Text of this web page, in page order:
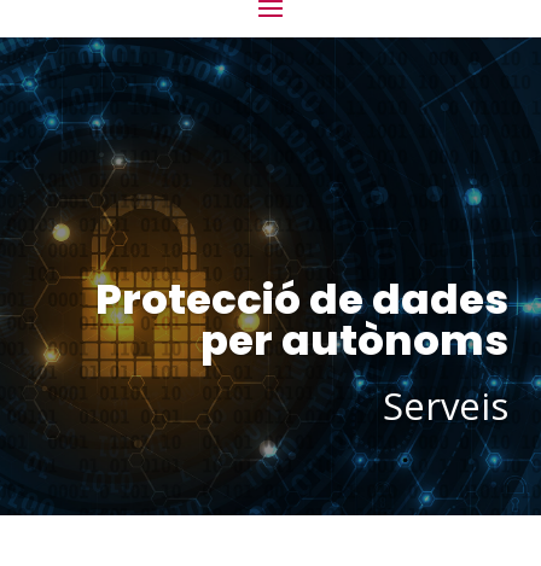
Protecció de dades
per autònoms
Serveis